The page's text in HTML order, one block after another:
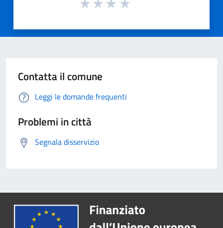
Contatta il comune
Leggi le domande frequenti
Problemi in città
Segnala disservizio